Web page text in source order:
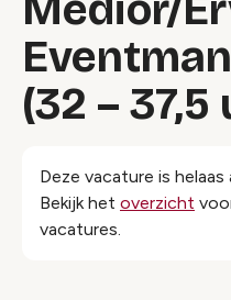
(32 – 37,5
Deze vacature is helaas
Bekijk het overzicht
vacatures.